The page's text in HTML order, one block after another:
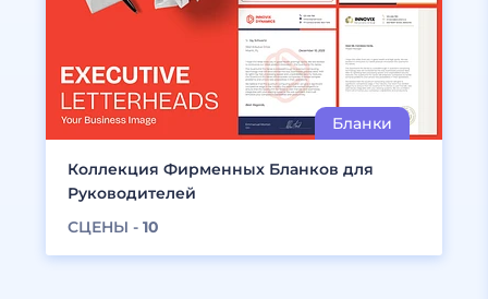
Коллекция Фирменных Бланков для
Руководителей
СЦЕНЫ - 10